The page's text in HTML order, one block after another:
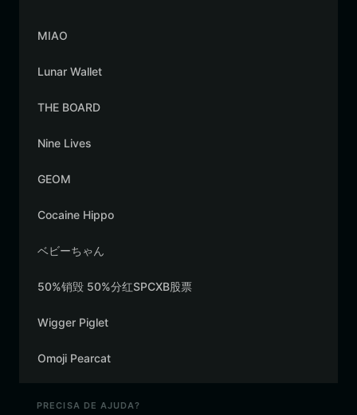
MIAO
Lunar Wallet
THE BOARD
Nine Lives
GEOM
Cocaine Hippo
ベビーちゃん
50%销毁 50%分红SPCXB股票
Wigger Piglet
Omoji Pearcat
PRECISA DE AJUDA?